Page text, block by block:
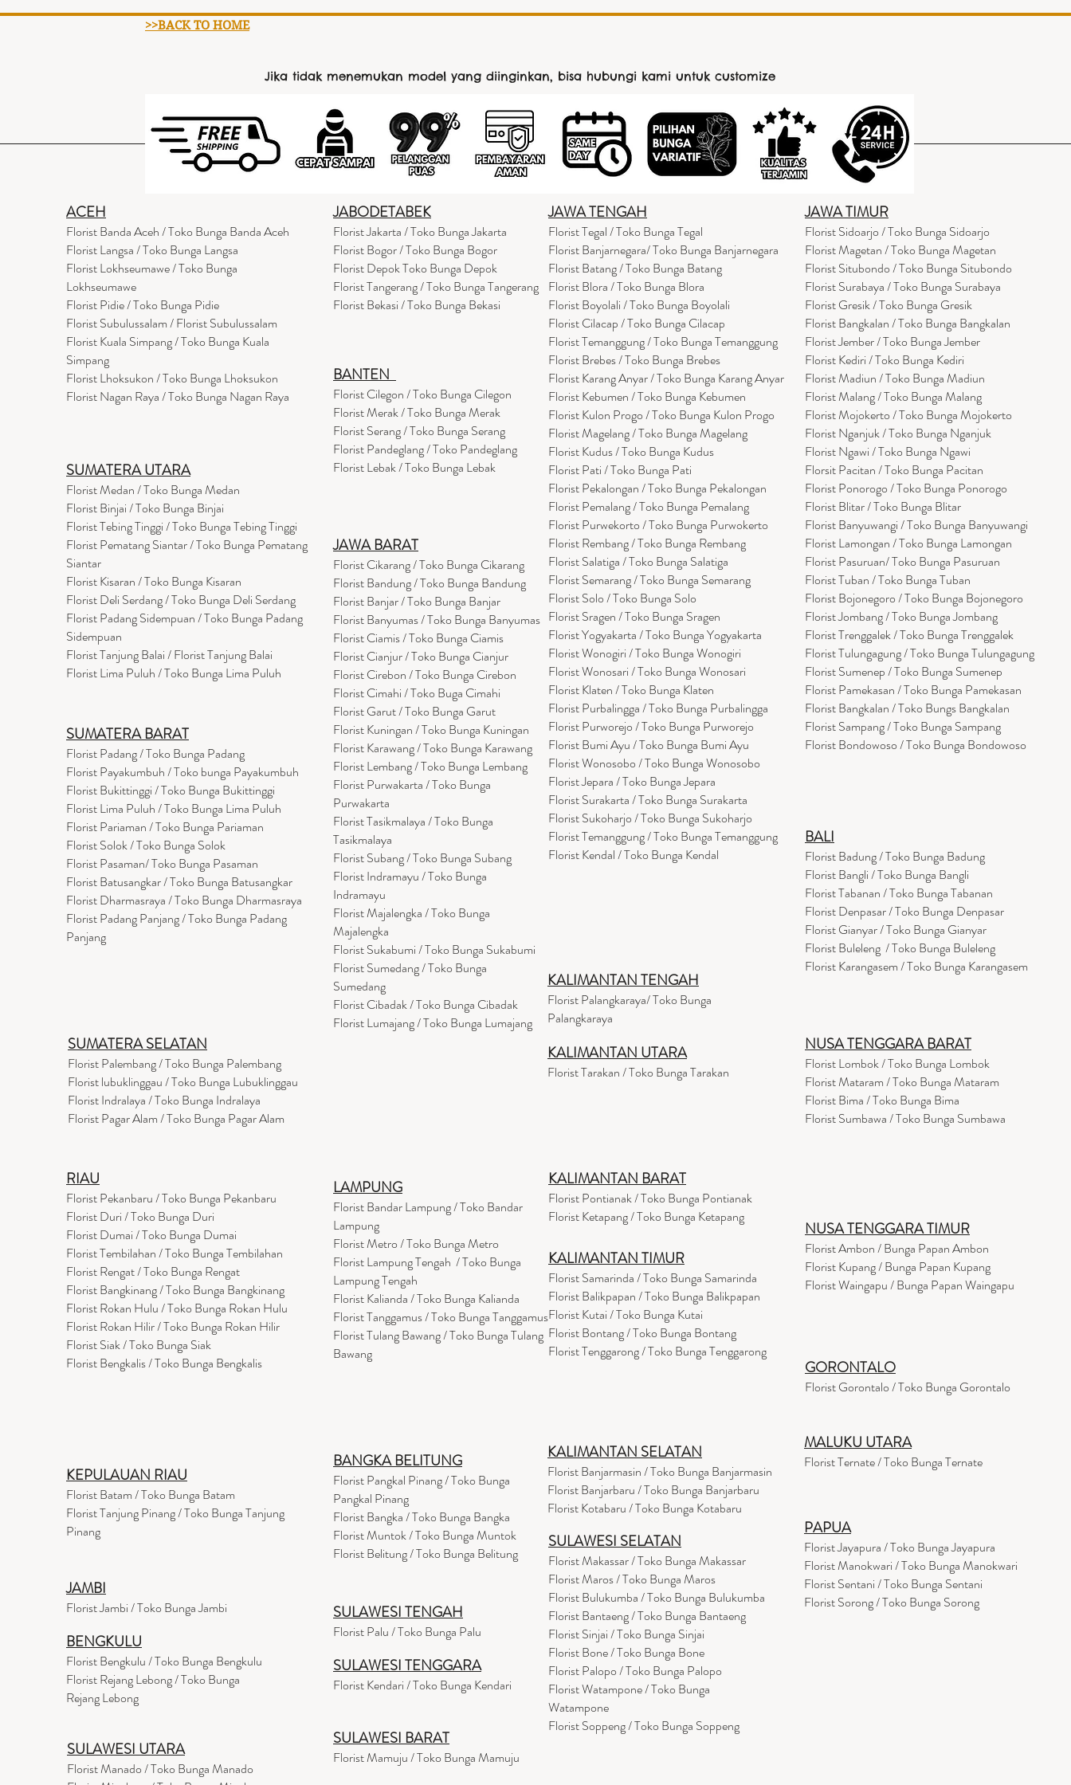
>>BACK TO HOME
Jika tidak menemukan model yang diinginkan, bisa hubungi kami untuk customize
ACEH
Florist Banda Aceh / Toko Bunga Banda Aceh
Florist Langsa / Toko Bunga Langsa
Florist Lokhseumawe / Toko Bunga
Lokhseumawe
Florist Pidie / Toko Bunga Pidie
Florist Subulussalam / Florist Subulussalam
Florist Kuala Simpang / Toko Bunga Kuala
Simpang
Florist Lhoksukon / Toko Bunga Lhoksukon
Florist Nagan Raya / Toko Bunga Nagan Raya
SUMATERA UTARA
Florist Medan / Toko Bunga Medan
Florist Binjai / Toko Bunga Binjai
Florist Tebing Tinggi / Toko Bunga Tebing Tinggi
Florist Pematang Siantar / Toko Bunga Pematang
Siantar
Florist Kisaran / Toko Bunga Kisaran
Florist Deli Serdang / Toko Bunga Deli Serdang
Florist Padang Sidempuan / Toko Bunga Padang
Sidempuan
Florist Tanjung Balai / Florist Tanjung Balai
Florist Lima Puluh / Toko Bunga Lima Puluh
SUMATERA BARAT
Florist Padang / Toko Bunga Padang
Florist Payakumbuh / Toko bunga Payakumbuh
Florist Bukittinggi / Toko Bunga Bukittinggi
Florist Lima Puluh / Toko Bunga Lima Puluh
Florist Pariaman / Toko Bunga Pariaman
Florist Solok / Toko Bunga Solok
Florist Pasaman/ Toko Bunga Pasaman
Florist Batusangkar / Toko Bunga Batusangkar
Florist Dharmasraya / Toko Bunga Dharmasraya
Florist Padang Panjang / Toko Bunga Padang
Panjang
SUMATERA SELATAN
Florist Palembang / Toko Bunga Palembang
Florist lubuklinggau / Toko Bunga Lubuklinggau
Florist Indralaya / Toko Bunga Indralaya
Florist Pagar Alam / Toko Bunga Pagar Alam
JABODETABEK
Florist Jakarta / Toko Bunga Jakarta
Florist Bogor / Toko Bunga Bogor
Florist Depok Toko Bunga Depok
Florist Tangerang / Toko Bunga Tangerang
Florist Bekasi / Toko Bunga Bekasi
BANTEN
Florist Cilegon / Toko Bunga Cilegon
Florist Merak / Toko Bunga Merak
Florist Serang / Toko Bunga Serang
Florist Pandeglang / Toko Pandeglang
Florist Lebak / Toko Bunga Lebak
JAWA BARAT
Florist Cikarang/ Toko Bunga Cikarang
Florist Bandung / Toko Bunga Bandung
Florist Banjar / Toko Bunga Banjar
Florist Banyumas / Toko Bunga Banyumas
Florist Ciamis / Toko Bunga Ciamis
Florist Cianjur / Toko Bunga Cianjur
Florist Cirebon / Toko Bunga Cirebon
Florist Cimahi / Toko Buga Cimahi
Florist Garut / Toko Bunga Garut
Florist Kuningan / Toko Bunga Kuningan
Florist Karawang / Toko Bunga Karawang
Florist Lembang / Toko Bunga Lembang
Florist Purwakarta / Toko Bunga
Purwakarta
Florist Tasikmalaya / Toko Bunga
Tasikmalaya
Florist Subang / Toko Bunga Subang
Florist Indramayu / Toko Bunga
Indramayu
Florist Majalengka / Toko Bunga
Majalengka
Florist Sukabumi / Toko Bunga Sukabumi
Florist Sumedang / Toko Bunga
Sumedang
Florist Cibadak / Toko Bunga Cibadak
Florist Lumajang / Toko Bunga Lumajang
JAWA TENGAH
Florist Tegal / Toko Bunga Tegal
Florist Banjarnegara/ Toko Bunga Banjarnegara
Florist Batang / Toko Bunga Batang
Florist Blora / Toko Bunga Blora
Florist Boyolali / Toko Bunga Boyolali
Florist Cilacap / Toko Bunga Cilacap
Florist Temanggung / Toko Bunga Temanggung
Florist Brebes / Toko Bunga Brebes
Florist Karang Anyar / Toko Bunga Karang Anyar
Florist Kebumen / Toko Bunga Kebumen
Florist Kulon Progo / Toko Bunga Kulon Progo
Florist Magelang / Toko Bunga Magelang
Florist Kudus / Toko Bunga Kudus
Florist Pati / Toko Bunga Pati
Florist Pekalongan / Toko Bunga Pekalongan
Florist Pemalang / Toko Bunga Pemalang
Florist Purwekorto / Toko Bunga Purwokerto
Florist Rembang / Toko Bunga Rembang
Florist Salatiga / Toko Bunga Salatiga
Florist Semarang / Toko Bunga Semarang
Florist Solo / Toko Bunga Solo
Florist Sragen / Toko Bunga Sragen
Florist Yogyakarta / Toko Bunga Yogyakarta
Florist Wonogiri / Toko Bunga Wonogiri
Florist Wonosari / Toko Bunga Wonosari
Florist Klaten / Toko Bunga Klaten
Florist Purbalingga / Toko Bunga Purbalingga
Florist Purworejo / Toko Bunga Purworejo
Florist Bumi Ayu / Toko Bunga Bumi Ayu
Florist Wonosobo / Toko Bunga Wonosobo
Florist Jepara / Toko Bunga Jepara
Florist Surakarta / Toko Bunga Surakarta
Florist Sukoharjo / Toko Bunga Sukoharjo
Florist Temanggung / Toko Bunga Temanggung
Florist Kendal / Toko Bunga Kendal
KALIMANTAN TENGAH
Florist Palangkaraya/ Toko Bunga
Palangkaraya
KALIMANTAN UTARA
Florist Tarakan / Toko Bunga Tarakan
JAWA TIMUR
Florist Sidoarjo / Toko Bunga Sidoarjo
Florist Magetan / Toko Bunga Magetan
Florist Situbondo / Toko Bunga Situbondo
Florist Surabaya / Toko Bunga Surabaya
Florist Gresik / Toko Bunga Gresik
FloristBangkalan / Toko Bunga Bangkalan
Florist Jember / Toko Bunga Jember
Florist Kediri / Toko Bunga Kediri
Florist Madiun / Toko Bunga Madiun
Florist Malang / Toko Bunga Malang
Florist Mojokerto / Toko Bunga Mojokerto
Florist Nganjuk / Toko Bunga Nganjuk
Florist Ngawi /Toko Bunga Ngawi
Florsit Pacitan / Toko Bunga Pacitan
Florist Ponorogo / Toko Bunga Ponorogo
Florist Blitar / Toko Bunga Blitar
Florist Banyuwangi / Toko Bunga Banyuwangi
Florist Lamongan / Toko Bunga Lamongan
Florist Pasuruan/ Toko Bunga Pasuruan
Florist Tuban / Toko Bunga Tuban
Florist Bojonegoro / Toko Bunga Bojonegoro
Florist Jombang / Toko Bunga Jombang
Florist Trenggalek / Toko Bunga Trenggalek
Florist Tulungagung / Toko Bunga Tulungagung
Florist Sumenep / Toko Bunga Sumenep
Florist Pamekasan / Toko Bunga Pamekasan
Florist Bangkalan / Toko Bungs Bangkalan
Florist Sampang / Toko Bunga Sampang
Florist Bondowoso / Toko Bunga Bondowoso
BALI
Florist Badung / Toko Bunga Badung
Florist Bangli / Toko Bunga Bangli
FloristTabanan/ Toko Bunga Tabanan
Florist Denpasar / Toko Bunga Denpasar
Florist Gianyar / Toko Bunga Gianyar
Florist Buleleng / Toko Bunga Buleleng
Florist Karangasem / Toko Bunga Karangasem
NUSA TENGGARA BARAT
Florist Lombok / Toko Bunga Lombok
FloristMataram/ Toko Bunga Mataram
Florist Bima / Toko Bunga Bima
Florist Sumbawa / Toko Bunga Sumbawa
RIAU
Florist Pekanbaru / Toko Bunga Pekanbaru
Florist Duri / Toko Bunga Duri
Florist Dumai / Toko Bunga Dumai
Florist Tembilahan / Toko Bunga Tembilahan
Florist Rengat / Toko Bunga Rengat
Florist Bangkinang / Toko Bunga Bangkinang
Florist Rokan Hulu / Toko Bunga Rokan Hulu
Florist Rokan Hilir / Toko Bunga Rokan Hilir
Florist Siak / Toko Bunga Siak
Florist Bengkalis / Toko Bunga Bengkalis
LAMPUNG
Florist Bandar Lampung / Toko Bandar
Lampung
Florist Metro / Toko Bunga Metro
Florist Lampung Tengah / Toko Bunga
Lampung Tengah
Florist Kalianda / Toko Bunga Kalianda
Florist Tanggamus / Toko Bunga Tanggamus
Florist Tulang Bawang / Toko Bunga Tulang
Bawang
KALIMANTAN BARAT
Florist Pontianak / Toko Bunga Pontianak
Florist Ketapang / Toko Bunga Ketapang
KALIMANTAN TIMUR
Florist Samarinda / Toko Bunga Samarinda
Florist Balikpapan / Toko Bunga Balikpapan
Florist Kutai / Toko Bunga Kutai
Florist Bontang / Toko Bunga Bontang
Florist Tenggarong / Toko Bunga Tenggarong
NUSA TENGGARA TIMUR
Florist Ambon / Bunga Papan Ambon
Florist Kupang / Bunga Papan Kupang
Florist Waingapu / Bunga Papan Waingapu
GORONTALO
Florist Gorontalo / Toko Bunga Gorontalo
KEPULAUAN RIAU
Florist Batam / Toko Bunga Batam
Florist Tanjung Pinang / Toko Bunga Tanjung
Pinang
JAMBI
Florist Jambi / Toko Bunga Jambi
BENGKULU
Florist Bengkulu / Toko Bunga Bengkulu
Florist Rejang Lebong / Toko Bunga
Rejang Lebong
SULAWESI UTARA
Florist Manado / Toko Bunga Manado
KALIMANTAN SELATAN
Florist Banjarmasin/ Toko Bunga Banjarmasin
Florist Banjarbaru / Toko Bunga Banjarbaru
Florist Kotabaru / Toko Bunga Kotabaru
BANGKA BELITUNG
Florist Pangkal Pinang / Toko Bunga
Pangkal Pinang
Florist Bangka / Toko Bunga Bangka
Florist Muntok / Toko Bunga Muntok
Florist Belitung / Toko Bunga Belitung
SULAWESI TENGAH
Florist Palu / Toko Bunga Palu
SULAWESI TENGGARA
Florist Kendari / Toko Bunga Kendari
SULAWESI SELATAN
Florist Makassar / Toko Bunga Makassar
Florist Maros / Toko Bunga Maros
Florist Bulukumba / Toko Bunga Bulukumba
Florist Bantaeng / Toko Bunga Bantaeng
Florist Sinjai / Toko Bunga Sinjai
Florist Bone / Toko Bunga Bone
Florist Palopo / Toko Bunga Palopo
Florist Watampone / Toko Bunga
Watampone
Florist Soppeng / Toko Bunga Soppeng
SULAWESI BARAT
Florist Mamuju / Toko Bunga Mamuju
MALUKU UTARA
Florist Ternate / Toko Bunga Ternate
PAPUA
Florist Jayapura / Toko Bunga Jayapura
Florist Manokwari / Toko Bunga Manokwari
Florist Sentani / Toko Bunga Sentani
Florist Sorong / Toko Bunga Sorong